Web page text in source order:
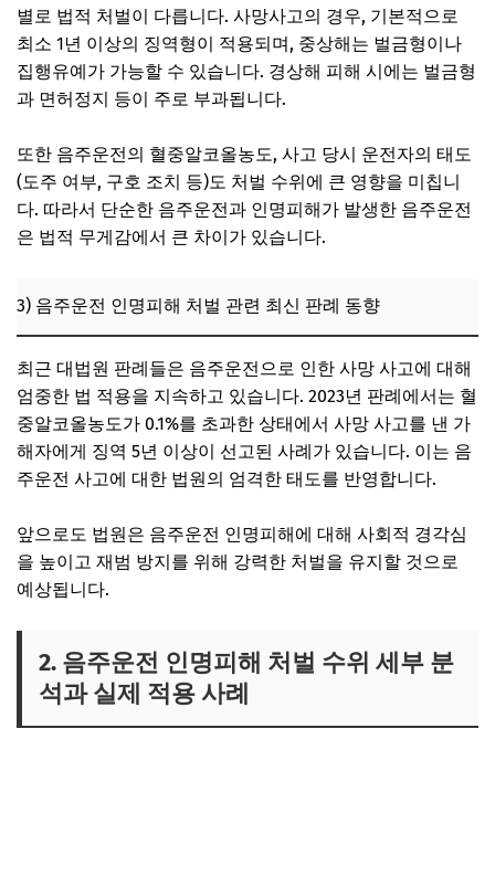
별로 법적 처벌이 다릅니다. 사망사고의 경우, 기본적으로
최소 1년 이상의 징역형이 적용되며, 중상해는 벌금형이나
집행유예가 가능할 수 있습니다. 경상해 피해 시에는 벌금형
과 면허정지 등이 주로 부과됩니다.
또한 음주운전의 혈중알코올농도, 사고 당시 운전자의 태도
(도주 여부, 구호 조치 등)도 처벌 수위에 큰 영향을 미칩니
다. 따라서 단순한 음주운전과 인명피해가 발생한 음주운전
은 법적 무게감에서 큰 차이가 있습니다.
3) 음주운전 인명피해 처벌 관련 최신 판례 동향
최근 대법원 판례들은 음주운전으로 인한 사망 사고에 대해
엄중한 법 적용을 지속하고 있습니다. 2023년 판례에서는 혈
중알코올농도가 0.1%를 초과한 상태에서 사망 사고를 낸 가
해자에게 징역 5년 이상이 선고된 사례가 있습니다. 이는 음
주운전 사고에 대한 법원의 엄격한 태도를 반영합니다.
앞으로도 법원은 음주운전 인명피해에 대해 사회적 경각심
을 높이고 재범 방지를 위해 강력한 처벌을 유지할 것으로
예상됩니다.
2. 음주운전 인명피해 처벌 수위 세부 분
석과 실제 적용 사례